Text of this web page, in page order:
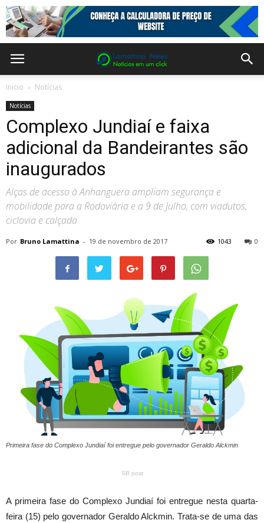
Inicio Notícias
Notícias
Complexo Jundiaí e faixa
adicional da Bandeirantes são
inaugurados
Alças de acesso à Anhanguera ampliam segurança e
mobilidade para a Rodoviária e a 9 de Julho, com viadutos,
ciclovia e calçada
Por Bruno Lamattina - 19 de novembro de 2017 0
1043
Primeira fase do Complexo Jundiaí foi entregue pelo governador Geraldo Alckmin
SB post
A primeira fase do Complexo Jundiaí foi entregue nesta quarta-
feira (15) pelo governador Geraldo Alckmin. Trata-se de uma das